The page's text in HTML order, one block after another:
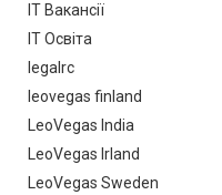
IT Вакансії
IT Освіта
legalrc
leovegas finland
LeoVegas India
LeoVegas Irland
LeoVegas Sweden